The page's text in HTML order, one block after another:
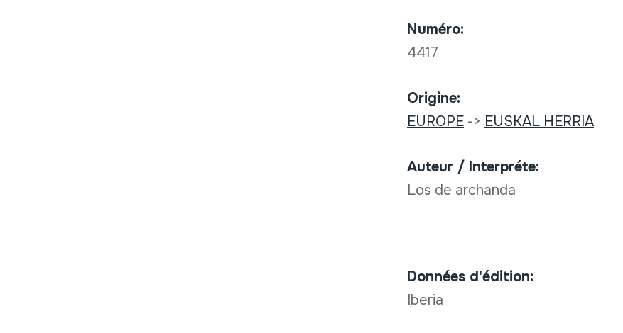
Numéro:
4417
Origine:
EUROPE-> EUSKAL HERRIA
Auteur / Interpréte:
Los de archanda
Données d'édition:
Iberia